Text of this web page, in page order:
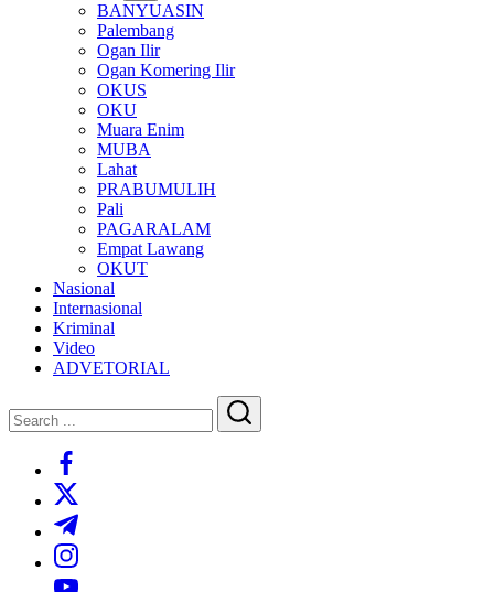
BANYUASIN
Palembang
Ogan Ilir
Ogan Komering Ilir
OKUS
OKU
Muara Enim
MUBA
Lahat
PRABUMULIH
Pali
PAGARALAM
Empat Lawang
OKUT
Nasional
Internasional
Kriminal
Video
ADVETORIAL
Search
Search
https://www.facebook.com/
https://twitter.com/
https://t.me/
https://www.instagram.com/
https://youtube.com/